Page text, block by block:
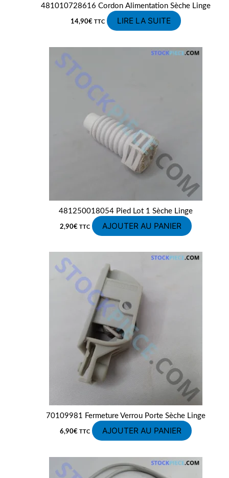
481010728616 Cordon Alimentation Sèche Linge
14,90€ TTC LIRE LA SUITE
481250018054 Pied Lot 1 Sèche Linge
2,90€ TTC AJOUTER AU PANIER
70109981 Fermeture Verrou Porte Sèche Linge
6,90€ TTC AJOUTER AU PANIER